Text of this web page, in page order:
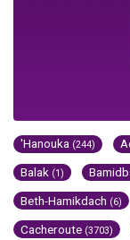
'Hanouka (244)
Balak (1)
Beth-Hamikdach (6)
Cacheroute (3703)